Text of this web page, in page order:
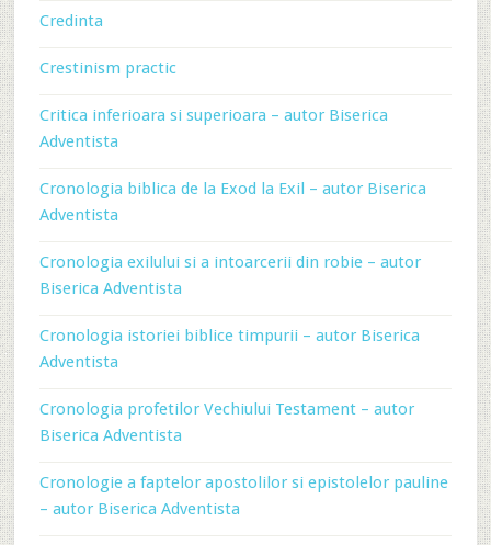
Credinta
Crestinism practic
Critica inferioara si superioara – autor Biserica
Adventista
Cronologia biblica de la Exod la Exil – autor Biserica
Adventista
Cronologia exilului si a intoarcerii din robie – autor
Biserica Adventista
Cronologia istoriei biblice timpurii – autor Biserica
Adventista
Cronologia profetilor Vechiului Testament – autor
Biserica Adventista
Cronologie a faptelor apostolilor si epistolelor pauline
– autor Biserica Adventista